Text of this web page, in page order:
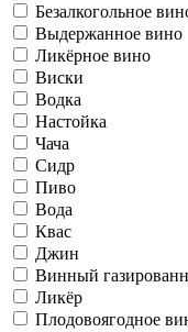
Безалкогольное
Выдержанное вино
Ликёрное вино
Виски
Водка
Настойка
Чача
Сидр
Пиво
Вода
Квас
Джин
Винный
Ликёр
Плодовоягодное